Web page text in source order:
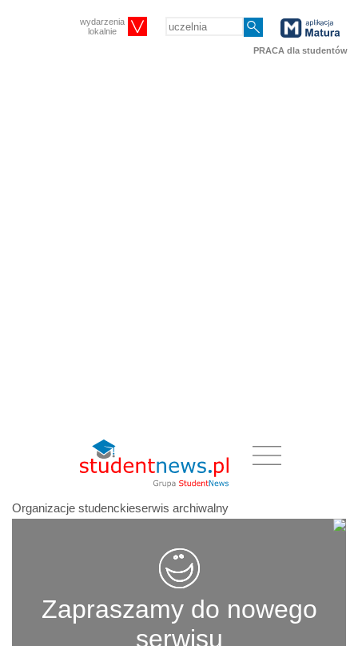
wydarzenia
lokalnie
PRACA dla studentów
Organizacje studenckieserwis archiwalny
Zapraszamy do nowego
serwisu